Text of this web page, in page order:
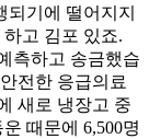
기에 떨어지지
고 김포 있죠.
측하고 송금했습
전한 응급의료
새로 냉장고 중
때문에 6,500명